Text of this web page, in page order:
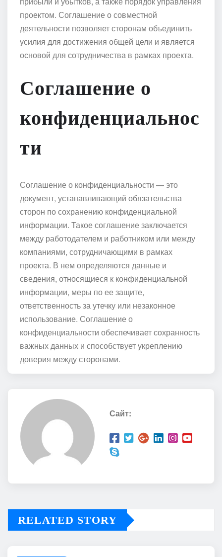
проектом. Соглашение о совместной
деятельности позволяет сторонам объединить
усилия для достижения общей цели и является
основой для сотрудничества в рамках проекта.
Соглашение о
конфиденциальнос
ти
Соглашение о конфиденциальности — это
документ, устанавливающий обязательства
сторон по сохранению конфиденциальной
информации. Такое соглашение заключается
между работодателем и работником или между
компаниями, сотрудничающими в рамках
проекта. В нем определяются данные и
сведения, относящиеся к конфиденциальной
информации, меры по ее защите,
ответственность за утечку или незаконное
использование. Соглашение о
конфиденциальности обеспечивает сохранность
важных данных и способствует укреплению
доверия между сторонами.
Сайт:
RELATED STORY